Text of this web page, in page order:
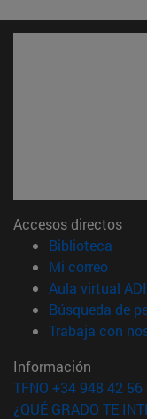
Accesos directos
Biblioteca
Mi correo(abre
Aula virtual ADI
Búsqueda de
Trabaja con
Información
TFNO +34 948 42 56
¿QUÉ GRADO TE